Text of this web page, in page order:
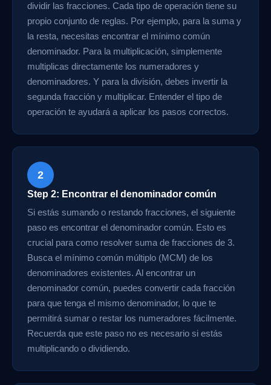
dividir las fracciones. Cada tipo de operación tiene su
propio conjunto de reglas. Por ejemplo, para la suma y
la resta, necesitas encontrar el mínimo común
denominador. Para la multiplicación, simplemente
multiplicas directamente los numeradores y
denominadores. Y para la división, debes invertir la
segunda fracción y multiplicar. Entender el tipo de
operación te ayudará a aplicar los pasos correctos.
2
Step 2: Encontrar el denominador común
Si estás sumando o restando fracciones, el siguiente
paso es encontrar el denominador común. Esto es
crucial para como resolver suma de fracciones de 3.
Busca el mínimo común múltiplo (MCM) de los
denominadores existentes. Al encontrar un
denominador común, puedes convertir cada fracción
para que tenga el mismo denominador, lo que te
permitirá sumar o restar los numeradores fácilmente.
Recuerda que este paso no es necesario si estás
multiplicando o dividiendo.